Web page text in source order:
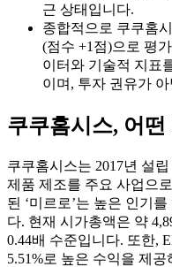
근 상태입니다.
종합적으로 쿠쿠홈
(점수 +1점)으로 평
이터와 기술적 지표
이며, 투자 권유가
쿠쿠홈시스, 어떤
쿠쿠홈시스는 2017년 설
제품 제조를 주요 사업으
된 ‘미르로’는 높은 인기
다. 현재 시가총액은 약
0.44배 수준입니다. 또한,
5.51%로 높은 수익을 제